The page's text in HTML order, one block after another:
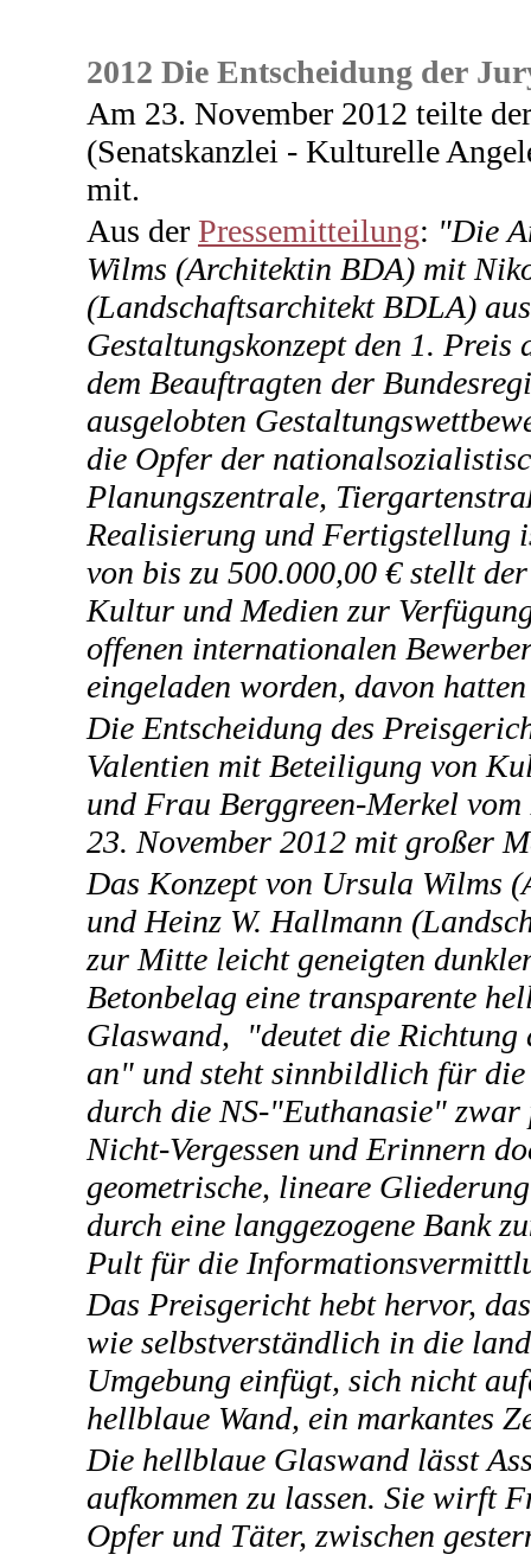
2012 Die Entscheidung der
Am 23. November 2012 teilte
(Senatskanzlei - Kulturelle
mit.
Aus der Pressemitteilung: "Die
Wilms (Architektin BDA) mit
(Landschaftsarchitekt BDLA)
Gestaltungskonzept den 1.
dem Beauftragten der
ausgelobten
die Opfer der
Planungszentrale,
Realisierung und Fertigstellung
von bis zu 500.000,00 € stellt
Kultur und Medien zur
offenen internationalen
eingeladen worden, davon
Die Entscheidung des
Valentien mit Beteiligung von
und Frau Berggreen-Merkel
23. November 2012 mit großer
Das Konzept von Ursula Wilms
und Heinz W. Hallmann
zur Mitte leicht geneigten
Betonbelag eine transparente
Glaswand, "deutet die Richtung
an" und steht sinnbildlich für die
durch die NS-"Euthanasie" zwar
Nicht-Vergessen und Erinnern
geometrische, lineare
durch eine langgezogene Bank
Pult für die
Das Preisgericht hebt hervor,
wie selbstverständlich in die
Umgebung einfügt, sich nicht
hellblaue Wand, ein markantes
Die hellblaue Glaswand lässt
aufkommen zu lassen. Sie wirft
Opfer und Täter, zwischen